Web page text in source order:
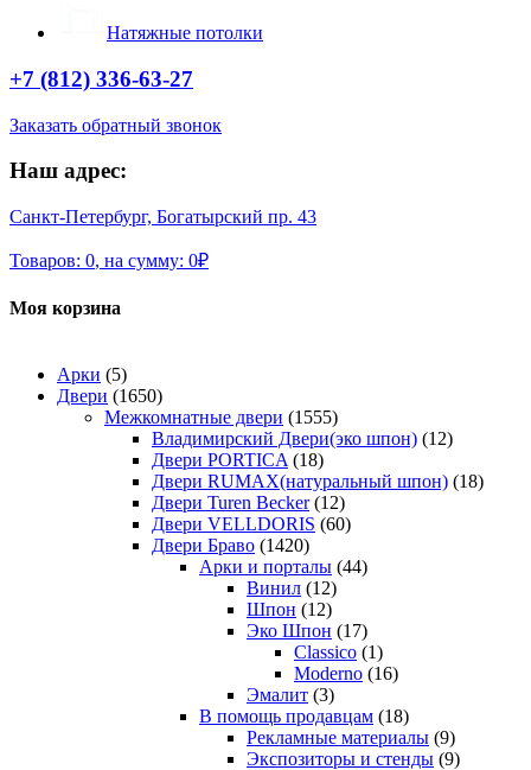
Натяжные потолки
+7 (812) 336-63-27
Заказать обратный звонок
Наш адрес:
Санкт-Петербург, Богатырский пр. 43
Товаров: 0, на сумму: 0₽
Моя корзина
Арки (5)
Двери (1650)
Межкомнатные двери (1555)
Владимирский Двери(эко шпон) (12)
Двери PORTICA (18)
Двери RUMAX(натуральный шпон) (18)
Двери Turen Becker (12)
Двери VELLDORIS (60)
Двери Браво (1420)
Арки и порталы (44)
Винил (12)
Шпон (12)
Эко Шпон (17)
Classico (1)
Moderno (16)
Эмалит (3)
В помощь продавцам (18)
Рекламные материалы (9)
Экспозиторы и стенды (9)